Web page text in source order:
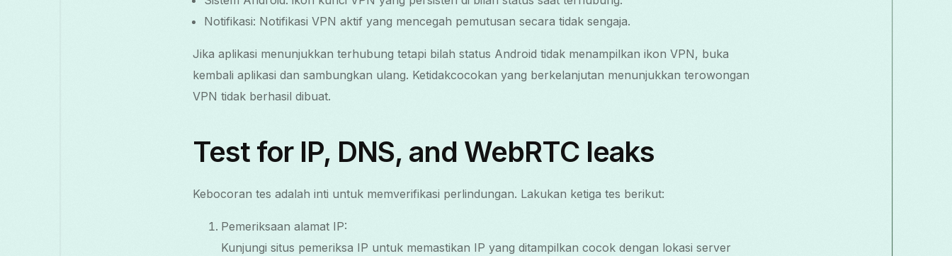
Notifikasi: Notifikasi VPN aktif yang mencegah pemutusan secara tidak sengaja.
Jika aplikasi menunjukkan terhubung tetapi bilah status Android tidak menampilkan ikon VPN, buka
kembali aplikasi dan sambungkan ulang. Ketidakcocokan yang berkelanjutan menunjukkan terowongan
VPN tidak berhasil dibuat.
Test for IP, DNS, and WebRTC leaks
Kebocoran tes adalah inti untuk memverifikasi perlindungan. Lakukan ketiga tes berikut:
Pemeriksaan alamat IP:
Kunjungi situs pemeriksa IP untuk memastikan IP yang ditampilkan cocok dengan lokasi server